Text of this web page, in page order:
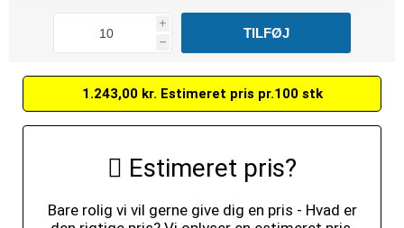
i
h
1.243,00 kr. Estimeret pris pr.100 stk
Estimeret pris?
Bare rolig vi vil gerne give dig en pris - Hvad er